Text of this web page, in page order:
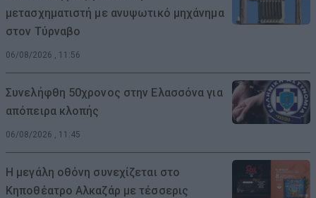
μετασχηματιστή με ανυψωτικό μηχάνημα
στον Τύρναβο
06/08/2026 , 11:56
Συνελήφθη 50χρονος στην Ελασσόνα για
απόπειρα κλοπής
06/08/2026 , 11:45
Η μεγάλη οθόνη συνεχίζεται στο
Κηποθέατρο Αλκαζάρ με τέσσερις